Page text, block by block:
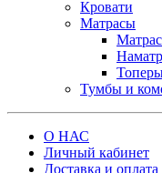
Кровати
Матрасы
Тумбы и
О НАС
Личный кабинет
Доставка и оплата